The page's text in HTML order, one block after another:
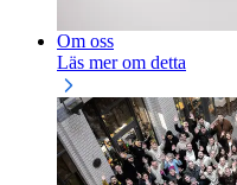
Om oss
Läs mer om detta